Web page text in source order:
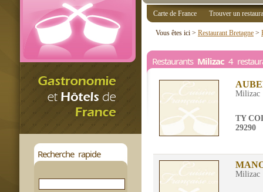
Recherche rapide
Carte de France Trouver un
Vous êtes ici > Restaurant Bretagne >
Restaurants Milizac 4
Milizac
TY
29290
Milizac